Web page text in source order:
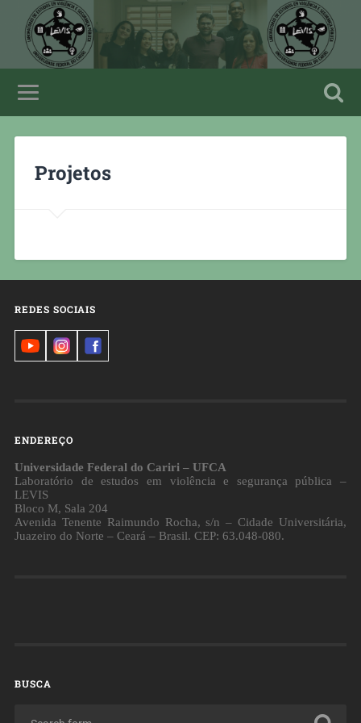
Projetos
REDES SOCIAIS
ENDEREÇO
Universidade Federal do Cariri – UFCA
Laboratório de estudos em violência e segurança pública –
LEVIS
Bloco M, Sala 204
Avenida Tenente Raimundo Rocha, s/n – Cidade Universitária,
Juazeiro do Norte – Ceará – Brasil. CEP: 63.048-080.
BUSCA